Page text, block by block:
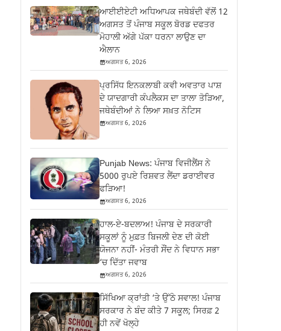
ਆਈਈਏਟੀ ਅਧਿਆਪਕ ਜਥੇਬੰਦੀ ਵੱਲੋਂ 12
ਅਗਸਤ ਤੋਂ ਪੰਜਾਬ ਸਕੂਲ ਬੋਰਡ ਦਫਤਰ
ਮੋਹਾਲੀ ਅੱਗੇ ਪੱਕਾ ਧਰਨਾ ਲਾਉਣ ਦਾ
ਐਲਾਨ
ਅਗਸਤ 6, 2026
ਪ੍ਰਸਿੱਧ ਇਨਕਲਾਬੀ ਕਵੀ ਅਵਤਾਰ ਪਾਸ਼
ਦੇ ਯਾਦਗਾਰੀ ਕੰਪਲੈਕਸ ਦਾ ਤਾਲਾ ਤੋੜਿਆ,
ਜਥੇਬੰਦੀਆਂ ਨੇ ਲਿਆ ਸਖ਼ਤ ਨੋਟਿਸ
ਅਗਸਤ 6, 2026
Punjab News: ਪੰਜਾਬ ਵਿਜੀਲੈਂਸ ਨੇ
5000 ਰੁਪਏ ਰਿਸ਼ਵਤ ਲੈਂਦਾ ਡਰਾਈਵਰ
ਫੜਿਆ!
ਅਗਸਤ 6, 2026
ਹਾਲ-ਏ-ਬਦਲਾਅ! ਪੰਜਾਬ ਦੇ ਸਰਕਾਰੀ
ਸਕੂਲਾਂ ਨੂੰ ਮੁਫ਼ਤ ਬਿਜਲੀ ਦੇਣ ਦੀ ਕੋਈ
ਯੋਜਨਾ ਨਹੀਂ- ਮੰਤਰੀ ਸੌਂਦ ਨੇ ਵਿਧਾਨ ਸਭਾ
‘ਚ ਦਿੱਤਾ ਜਵਾਬ
ਅਗਸਤ 6, 2026
ਸਿੱਖਿਆ ਕ੍ਰਾਂਤੀ ‘ਤੇ ਉੱਠੇ ਸਵਾਲ! ਪੰਜਾਬ
ਸਰਕਾਰ ਨੇ ਬੰਦ ਕੀਤੇ 7 ਸਕੂਲ; ਸਿਰਫ਼ 2
ਹੀ ਨਵੇਂ ਖੋਲ੍ਹੇ